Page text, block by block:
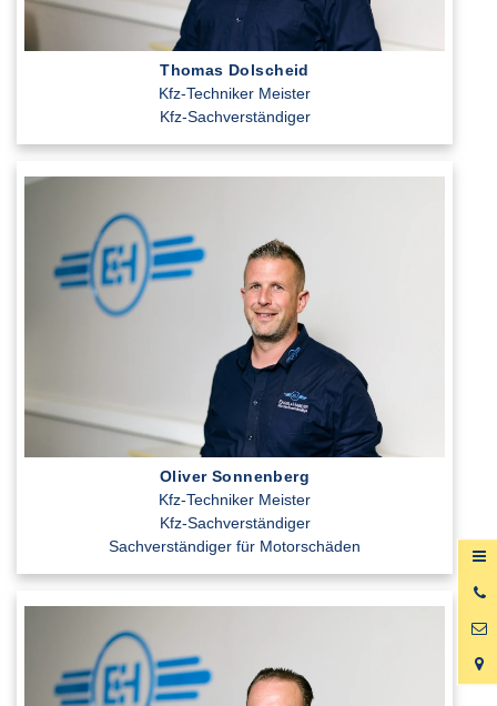
Thomas Dolscheid
Kfz-Techniker Meister
Kfz-Sachverständiger
Oliver Sonnenberg
Kfz-Techniker Meister
Kfz-Sachverständiger
Sachverständiger für Motorschäden